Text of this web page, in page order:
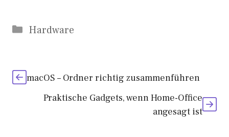
Kategorien
Hardware
macOS – Ordner richtig zusammenführen
Praktische Gadgets, wenn Home-Office
angesagt ist